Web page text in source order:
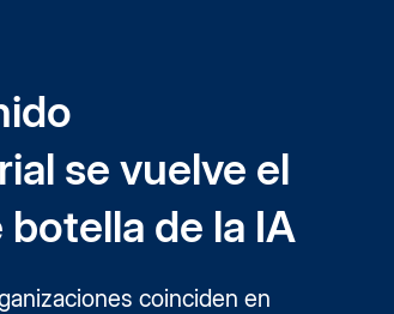
se vuelve el
de la IA
coinciden en